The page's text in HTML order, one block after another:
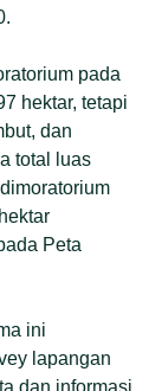
pada
hektar, tetapi
dan
total luas
Peta
ini
lapangan
dan informasi